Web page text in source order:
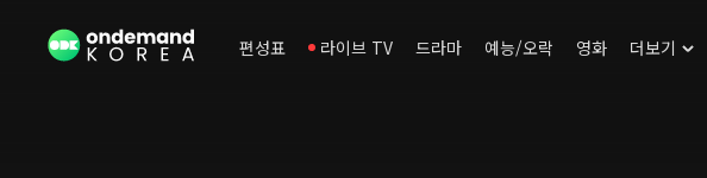
편성표 라이브 TV 드라마 예능/오락 영화 더보기